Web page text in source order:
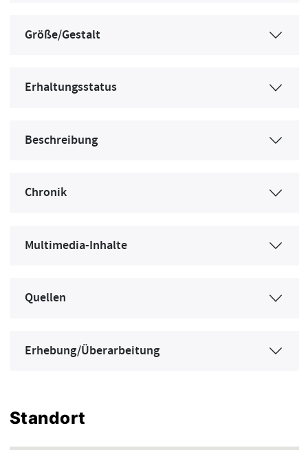
Größe/Gestalt
Erhaltungsstatus
Beschreibung
Chronik
Multimedia-Inhalte
Quellen
Erhebung/Überarbeitung
Standort